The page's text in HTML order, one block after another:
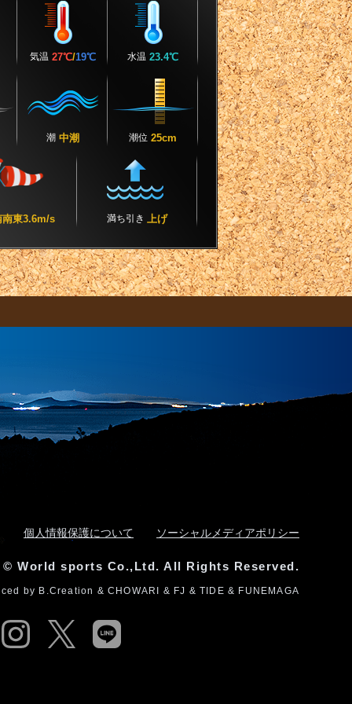
気温 27℃/19℃ 水温 23.4℃
潮 中潮 潮位 25cm
南東3.6m/s 満ち引き 上げ
個人情報保護について ソーシャルメディアポリシー
World sports Co.,Ltd. All Rights Reserved.
by B.Creation & CHOWARI & FJ & TIDE & FUNEMAGA
instagram twitter